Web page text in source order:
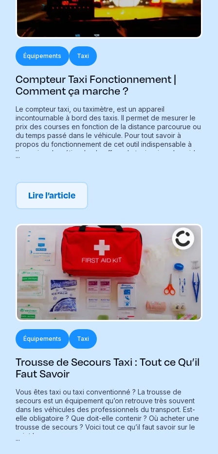
Équipements Taxi
Compteur Taxi Fonctionnement |
Comment ça marche ?
Le compteur taxi, ou taximètre, est un appareil
incontournable à bord des taxis. Il permet de mesurer le
prix des courses en fonction de la distance parcourue ou
du temps passé dans le véhicule. Pour tout savoir à
propos du fonctionnement de cet outil indispensable à
l’exercice du métier de chauffeur de taxi, suivez le guide
...
Lire l’article
Équipements Taxi
Trousse de Secours Taxi : Tout ce Qu’il
Faut Savoir
Vous êtes taxi ou taxi conventionné ? La trousse de
secours est un équipement qu’on retrouve très souvent
dans les véhicules des professionnels du transport. Est-
elle obligatoire ? Que doit-elle contenir ? Où acheter une
trousse de secours ? Voici tout ce qu’il faut savoir sur le
sujet !
...